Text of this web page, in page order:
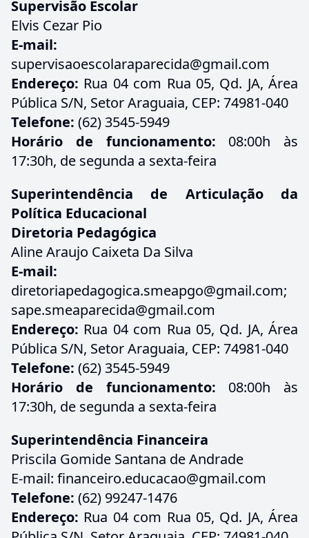
Supervisão Escolar
Elvis Cezar Pio
E-mail:
supervisaoescolaraparecida@gmail.com
Endereço: Rua 04 com Rua 05, Qd. JA, Área
Pública S/N, Setor Araguaia, CEP: 74981-040
Telefone: (62) 3545-5949
Horário de funcionamento: 08:00h às
17:30h, de segunda a sexta-feira
Superintendência de Articulação da
Política Educacional
Diretoria Pedagógica
Aline Araujo Caixeta Da Silva
E-mail:
diretoriapedagogica.smeapgo@gmail.com;
sape.smeaparecida@gmail.com
Endereço: Rua 04 com Rua 05, Qd. JA, Área
Pública S/N, Setor Araguaia, CEP: 74981-040
Telefone: (62) 3545-5949
Horário de funcionamento: 08:00h às
17:30h, de segunda a sexta-feira
Superintendência Financeira
Priscila Gomide Santana de Andrade
E-mail: financeiro.educacao@gmail.com
Telefone: (62) 99247-1476
Endereço: Rua 04 com Rua 05, Qd. JA, Área